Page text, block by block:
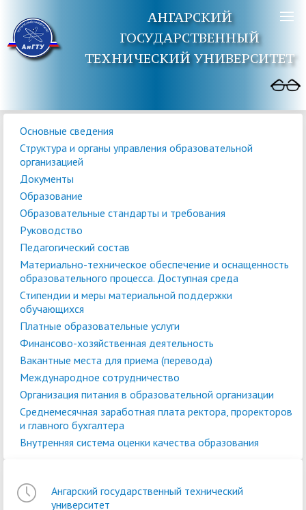
АНГАРСКИЙ
ГОСУДАРСТВЕННЫЙ
ТЕХНИЧЕСКИЙ УНИВЕРСИТЕТ
Основные сведения
Структура и органы управления образовательной
организацией
Документы
Образование
Образовательные стандарты и требования
Руководство
Педагогический состав
Материально-техническое обеспечение и оснащенность
образовательного процесса. Доступная среда
Стипендии и меры материальной поддержки
обучающихся
Платные образовательные услуги
Финансово-хозяйственная деятельность
Вакантные места для приема (перевода)
Международное сотрудничество
Организация питания в образовательной организации
Среднемесячная заработная плата ректора, проректоров
и главного бухгалтера
Внутренняя система оценки качества образования
Ангарский государственный технический
университет